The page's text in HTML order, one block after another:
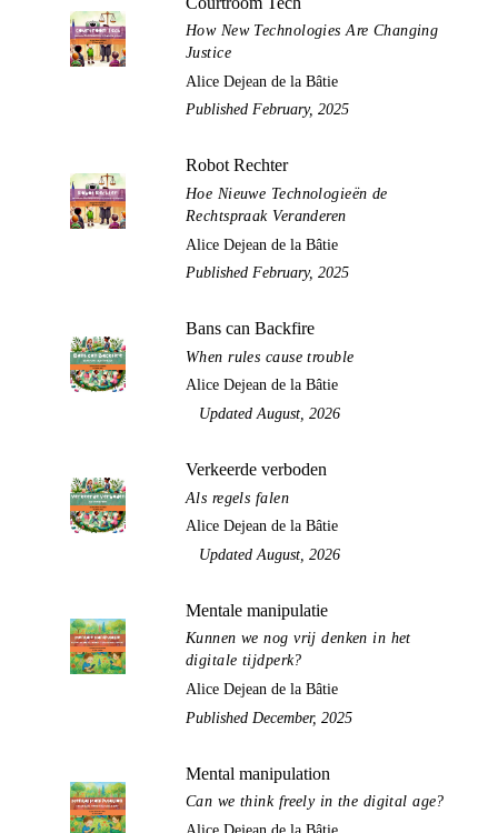
How New Technologies Are Changing
Justice
Alice Dejean de la Bâtie
Published February, 2025
Robot Rechter
Hoe Nieuwe Technologieën de
Rechtspraak Veranderen
Alice Dejean de la Bâtie
Published February, 2025
Bans can Backfire
When rules cause trouble
Alice Dejean de la Bâtie
Updated August, 2026
Verkeerde verboden
Als regels falen
Alice Dejean de la Bâtie
Updated August, 2026
Mentale manipulatie
Kunnen we nog vrij denken in het
digitale tijdperk?
Alice Dejean de la Bâtie
Published December, 2025
Mental manipulation
Can we think freely in the digital age?